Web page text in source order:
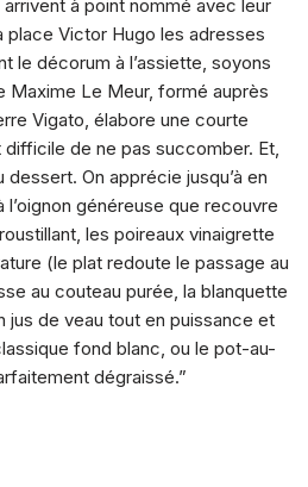
à point nommé avec leur
place Victor Hugo les adresses
le décorum à l’assiette, soyons
Maxime Le Meur, formé auprès
Vigato, élabore une courte
difficile de ne pas succomber. Et,
dessert. On apprécie jusqu’à en
généreuse que recouvre
les poireaux vinaigrette
(le plat redoute le passage au
au couteau purée, la blanquette
de veau tout en puissance et
fond blanc, ou le pot-au-
dégraissé.”